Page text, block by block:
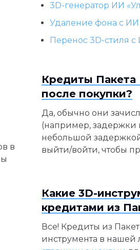
в
3D-генератор ИИ
Удаление фона с ИИ
Перенос 3D-стиля с
Кредиты Пакета
после покупки?
Да, обычно они
(например, задержки
небольшой
выйти/войти, чтобы
Какие 3D-
кредитами из
Все! Кредиты из
инструмента в нашей